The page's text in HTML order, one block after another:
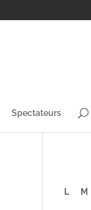
Spectateurs
L M